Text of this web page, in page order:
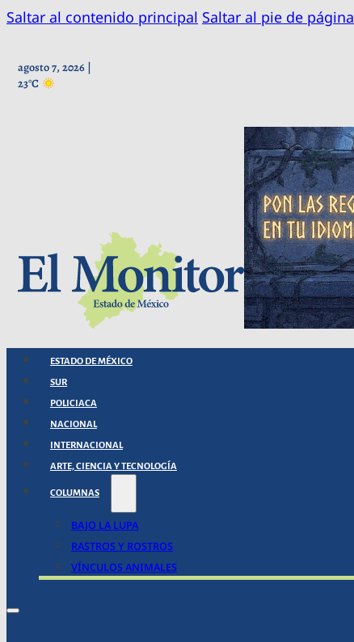
Saltar al contenido principal Saltar al pie de página
agosto 7, 2026 |
23°C
ESTADO DE MÉXICO
SUR
POLICIACA
NACIONAL
INTERNACIONAL
ARTE, CIENCIA Y TECNOLOGÍA
COLUMNAS
BAJO LA LUPA
RASTROS Y ROSTROS
VÍNCULOS ANIMALES